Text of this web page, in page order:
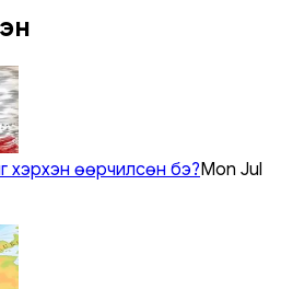
хэрхэн өөрчилсөн бэ?Mon Jul